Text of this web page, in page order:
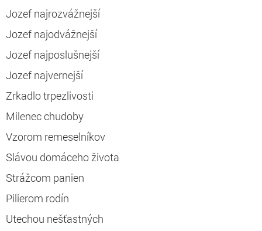
Jozef najrozvážnejší
Jozef najodvážnejší
Jozef najposlušnejší
Jozef najvernejší
Zrkadlo trpezlivosti
Milenec chudoby
Vzorom remeselníkov
Slávou domáceho života
Strážcom panien
Pilierom rodín
Utechou nešťastných